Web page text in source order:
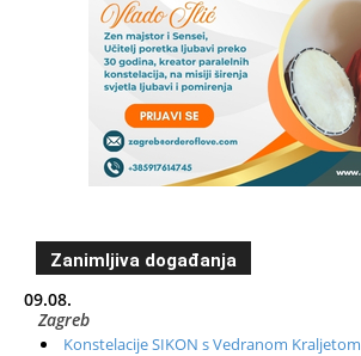
Zanimljiva događanja
09.08.
Zagreb
Konstelacije SIKON s Vedranom Kraljetom